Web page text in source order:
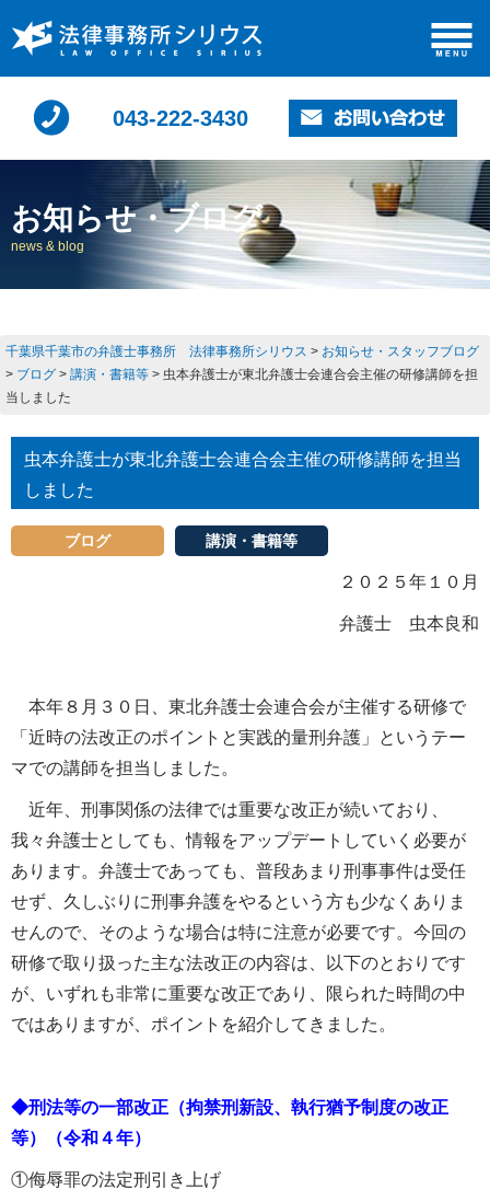
043-222-3430
お知らせ・ブログ
news & blog
千葉県千葉市の弁護士事務所 法律事務所シリウス > お知らせ・スタッフブログ
> ブログ > 講演・書籍等 > 虫本弁護士が東北弁護士会連合会主催の研修講師を担
当しました
虫本弁護士が東北弁護士会連合会主催の研修講師を担当
しました
ブログ 講演・書籍等
２０２５年１０月
弁護士 虫本良和
本年８月３０日、東北弁護士会連合会が主催する研修で
「近時の法改正のポイントと実践的量刑弁護」というテー
マでの講師を担当しました。
近年、刑事関係の法律では重要な改正が続いており、
我々弁護士としても、情報をアップデートしていく必要が
あります。弁護士であっても、普段あまり刑事事件は受任
せず、久しぶりに刑事弁護をやるという方も少なくありま
せんので、そのような場合は特に注意が必要です。今回の
研修で取り扱った主な法改正の内容は、以下のとおりです
が、いずれも非常に重要な改正であり、限られた時間の中
ではありますが、ポイントを紹介してきました。
◆刑法等の一部改正（拘禁刑新設、執行猶予制度の改正
等）（令和４年）
①侮辱罪の法定刑引き上げ